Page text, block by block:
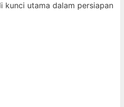
kunci utama dalam persiapan